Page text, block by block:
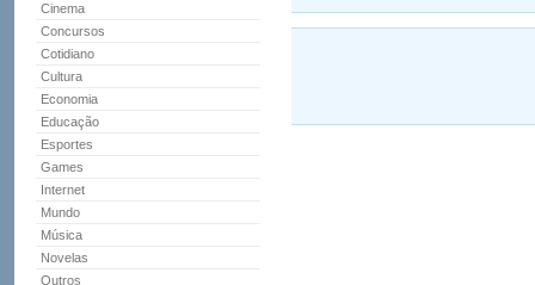
Cinema
Concursos
Cotidiano
Cultura
Economia
Educação
Esportes
Games
Internet
Mundo
Música
Novelas
Outros